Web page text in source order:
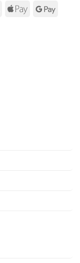
Sepa
Apple
Google